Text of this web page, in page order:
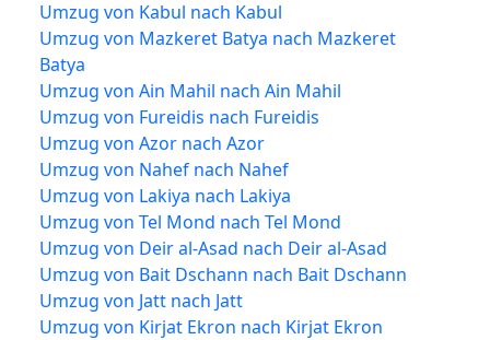
Umzug von Kabul nach Kabul
Umzug von Mazkeret Batya nach Mazkeret
Batya
Umzug von Ain Mahil nach Ain Mahil
Umzug von Fureidis nach Fureidis
Umzug von Azor nach Azor
Umzug von Nahef nach Nahef
Umzug von Lakiya nach Lakiya
Umzug von Tel Mond nach Tel Mond
Umzug von Deir al-Asad nach Deir al-Asad
Umzug von Bait Dschann nach Bait Dschann
Umzug von Jatt nach Jatt
Umzug von Kirjat Ekron nach Kirjat Ekron